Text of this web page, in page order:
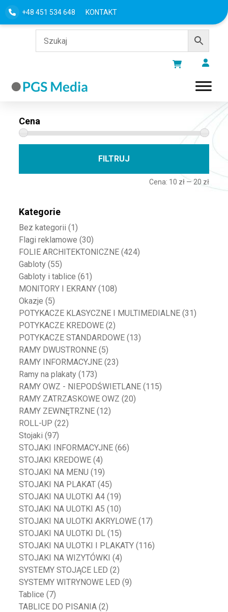
+48 451 534 648 KONTAKT
Filtru według
Cena
FILTRUJ
Cena: 10 zł— 20 zł
Kategorie
Bez kategorii (1)
Flagi reklamowe (30)
FOLIE ARCHITEKTONICZNE (424)
Gabloty (55)
Gabloty i tablice (61)
MONITORY I EKRANY (108)
Okazje (5)
POTYKACZE KLASYCZNE I MULTIMEDIALNE (31)
POTYKACZE KREDOWE (2)
POTYKACZE STANDARDOWE (13)
RAMY DWUSTRONNE (5)
RAMY INFORMACYJNE (23)
Ramy na plakaty (173)
RAMY OWZ - NIEPODŚWIETLANE (115)
RAMY ZATRZASKOWE OWZ (20)
RAMY ZEWNĘTRZNE (12)
ROLL-UP (22)
Stojaki (97)
STOJAKI INFORMACYJNE (66)
STOJAKI KREDOWE (4)
STOJAKI NA MENU (19)
STOJAKI NA PLAKAT (45)
STOJAKI NA ULOTKI A4 (19)
STOJAKI NA ULOTKI A5 (10)
STOJAKI NA ULOTKI AKRYLOWE (17)
STOJAKI NA ULOTKI DL (15)
STOJAKI NA ULOTKI I PLAKATY (116)
STOJAKI NA WIZYTÓWKI (4)
SYSTEMY STOJĄCE LED (2)
SYSTEMY WITRYNOWE LED (9)
Tablice (7)
TABLICE DO PISANIA (2)